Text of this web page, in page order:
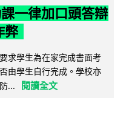
一律加口頭答辯
弊
求學生為在家完成書面考
由學生自行完成。學校亦
...
閱讀全文